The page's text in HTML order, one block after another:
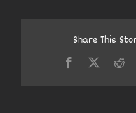
Share This
Facebook
X